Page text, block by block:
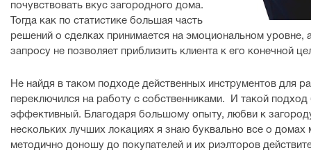
почувствовать вкус загородного дома.
Тогда как по статистике большая часть
решений о сделках принимается на эмоциональном уровне,
запросу не позволяет приблизить клиента к его конечной
Не найдя в таком подходе действенных инструментов для
переключился на работу с собственниками. И такой подход
эффективный. Благодаря большому опыту, любви к
нескольких лучших локациях я знаю буквально все о домах
методично доношу до покупателей и их риэлторов